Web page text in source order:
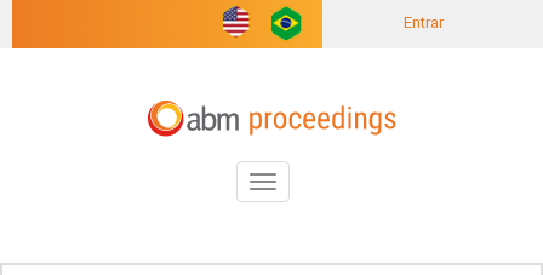
Entrar
Toggle
navigation